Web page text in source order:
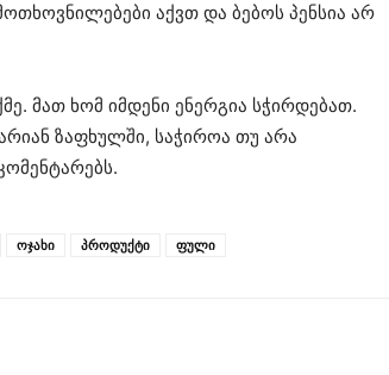
აქვთ და ბებოს პენსია არ
მათ ხომ იმდენი ენერგია სჭირდებათ.
ზაფხულში, საჭიროა თუ არა
ოჯახი პროდუქტი ფული